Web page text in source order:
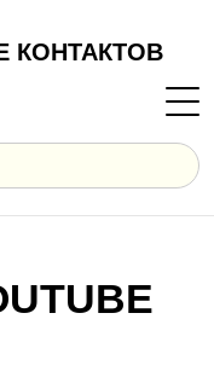
КОНТАКТОВ